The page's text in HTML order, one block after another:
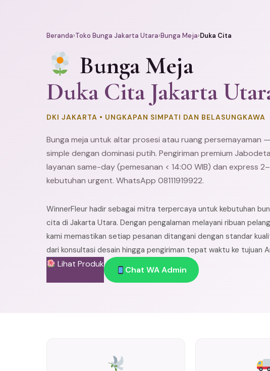
Beranda›Toko Bunga Jakarta Utara›Bunga Meja›Duka Cita
Bunga Meja
Duka Cita Jakarta
DKI JAKARTA • UNGKAPAN SIMPATI DAN BELASUNGKAWA
Bunga meja untuk altar prosesi atau ruang persemayaman
simple dengan dominasi putih. Pengiriman premium
layanan same-day (pemesanan < 14:00 WIB) dan express
kebutuhan urgent. WhatsApp 08111919922.
WinnerFleur hadir sebagai mitra terpercaya untuk kebutuhan
cita di Jakarta Utara. Dengan pengalaman melayani ribuan
kami memastikan setiap pesanan ditangani dengan standar
dari konsultasi desain hingga pengiriman tepat waktu ke tujuan
Lihat Produk
Chat WA Admin